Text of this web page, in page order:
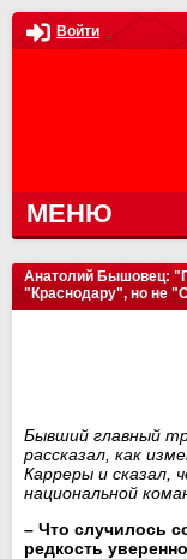
Войти
МЕНЮ
Анатолий Бышовец:
"Краснодару", но не
Бывший главный
рассказал, как
Карреры и сказал,
национальной
– Что случилось
редкость